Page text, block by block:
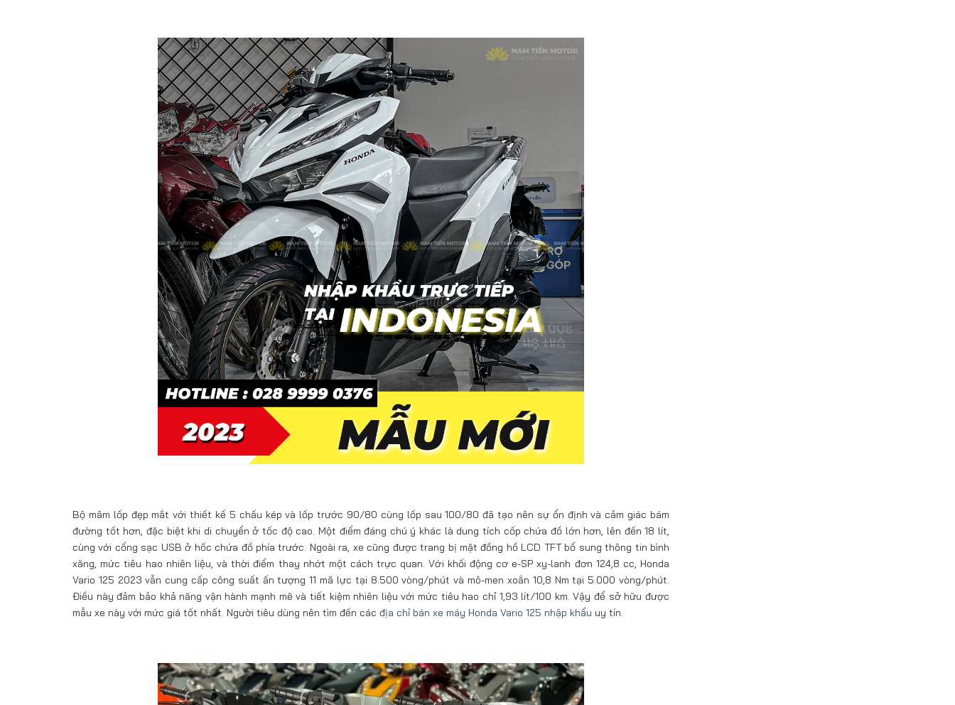
Bộ mâm lốp đẹp mắt với thiết kế 5 chấu kép và lốp trước 90/80 cùng lốp sau 100/80 đã tạo nên sự ổn định và cảm giác bám
đường tốt hơn, đặc biệt khi di chuyển ở tốc độ cao. Một điểm đáng chú ý khác là dung tích cốp chứa đồ lớn hơn, lên đến 18 lít,
cùng với cổng sạc USB ở hốc chứa đồ phía trước. Ngoài ra, xe cũng được trang bị mặt đồng hồ LCD TFT bổ sung thông tin bình
xăng, mức tiêu hao nhiên liệu, và thời điểm thay nhớt một cách trực quan. Với khối động cơ e-SP xy-lanh đơn 124,8 cc, Honda
Vario 125 2023 vẫn cung cấp công suất ấn tượng 11 mã lực tại 8.500 vòng/phút và mô-men xoắn 10,8 Nm tại 5.000 vòng/phút.
Điều này đảm bảo khả năng vận hành mạnh mẽ và tiết kiệm nhiên liệu với mức tiêu hao chỉ 1,93 lít/100 km. Vậy để sở hữu được
mẫu xe này với mức giá tốt nhất. Người tiêu dùng nên tìm đến các địa chỉ bán xe máy Honda Vario 125 nhập khẩu uy tín.